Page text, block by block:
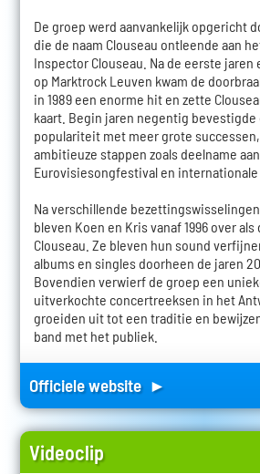
De groep werd aanvankelijk opgericht
die de naam Clouseau ontleende aan
Inspector Clouseau. Na de eerste
op Marktrock Leuven kwam de
in 1989 een enorme hit en zette
kaart. Begin jaren negentig bevestigde
populariteit met meer grote
ambitieuze stappen zoals deelname
Eurovisiesongfestival en internationale
Na verschillende
bleven Koen en Kris vanaf 1996 over als
Clouseau. Ze bleven hun sound
albums en singles doorheen de jaren
Bovendien verwierf de groep een
uitverkochte concertreeksen in het
groeiden uit tot een traditie en
band met het publiek.
Officiele website ►
Videoclip